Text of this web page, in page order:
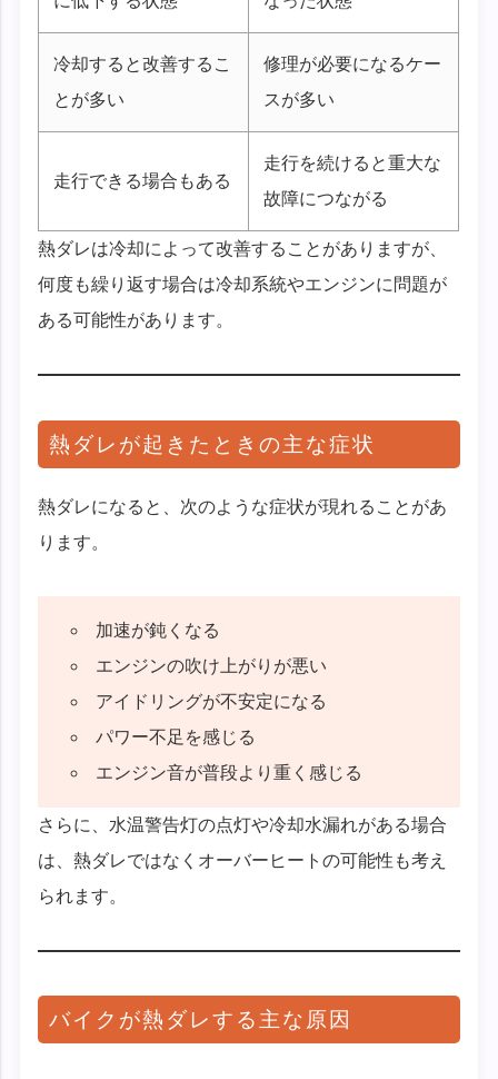
冷却すると改善するこ
とが多い
修理が必要になるケー
スが多い
走行できる場合もある
走行を続けると重大な
故障につながる
熱ダレは冷却によって改善することがありますが、
何度も繰り返す場合は冷却系統やエンジンに問題が
ある可能性があります。
熱ダレが起きたときの主な症状
熱ダレになると、次のような症状が現れることがあ
ります。
加速が鈍くなる
エンジンの吹け上がりが悪い
アイドリングが不安定になる
パワー不足を感じる
エンジン音が普段より重く感じる
さらに、水温警告灯の点灯や冷却水漏れがある場合
は、熱ダレではなくオーバーヒートの可能性も考え
られます。
バイクが熱ダレする主な原因